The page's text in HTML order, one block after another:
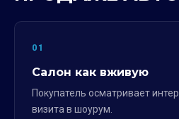
01
Салон как вживую
Покупатель осматривает
визита в шоурум.